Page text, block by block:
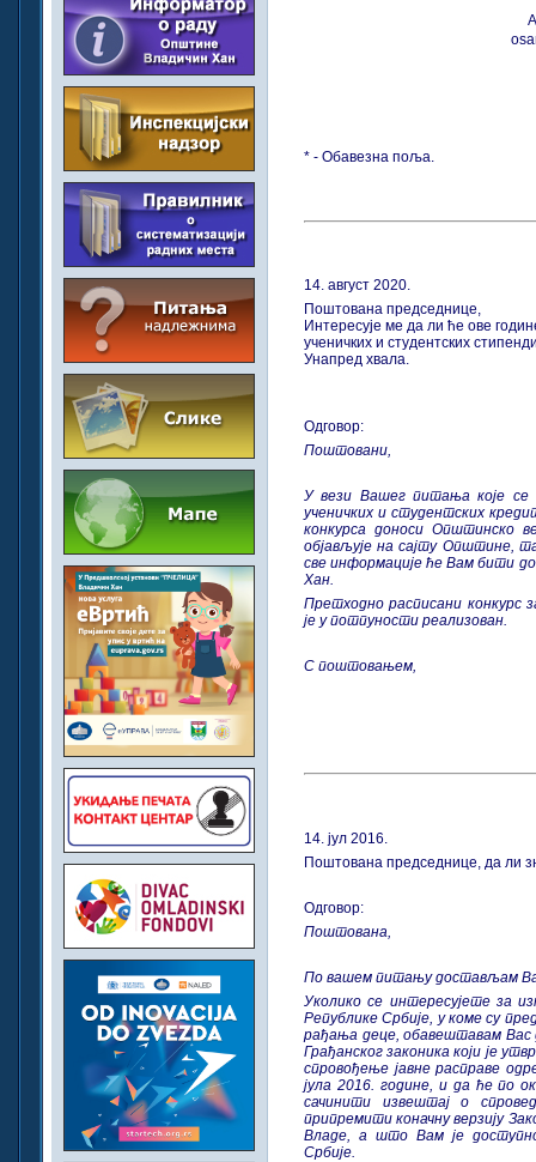
* - Обавезна поља.
14. август 2020.
Поштована председнице,
Интересује ме да ли ће ове
ученичких и студентских
Унапред хвала.
Одговор:
Поштовани,
У вези Вашег питања које се
ученичких и студентских
конкурса доноси Општинско
објављује на сајту Општине,
све информације ће Вам бити
Хан.
Претходно расписани конкурс
је у потпуности реализован.
С поштовањем,
14. јул 2016.
Поштована председнице, да ли
Одговор:
Поштована,
По вашем питању достављам
Уколико се интересујете за
Републике Србије, у коме су
рађања деце, обавештавам Вас
Грађанског законика који је
спровођење јавне расправе
јула 2016. године, и да ће по
сачинити извештај о
припремити коначну верзију
Владе, а што Вам је
Србије.